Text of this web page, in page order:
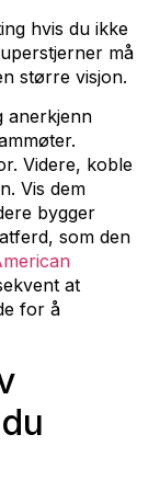
hvis du ikke
må
større visjon.
anerkjenn
Videre, koble
Vis dem
bygger
som den
at
for å